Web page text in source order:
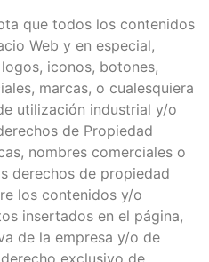
que todos los contenidos
Web y en especial,
iconos, botones,
marcas, o cualesquiera
utilización industrial y/o
de Propiedad
nombres comerciales o
derechos de propiedad
los contenidos y/o
insertados en el página,
de la empresa y/o de